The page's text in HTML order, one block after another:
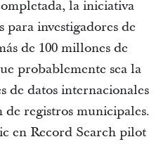
la iniciativa
para investigadores de
de 100 millones de
probablemente sea la
de datos internacionales
de registros municipales.
en Record Search pilot